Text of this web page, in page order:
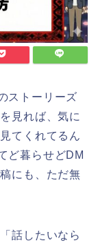
ストーリーズ
見れば、気に
てくれてるん
ど暮らせどDM
にも、ただ無
話したいなら